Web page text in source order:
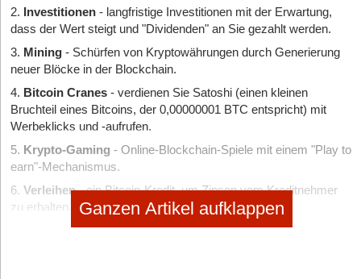
2.
Investitionen - langfristige Investitionen mit der Erwartung,
dass der Wert steigt und "Dividenden" an Sie gezahlt werden.
3. Mining - Schürfen von Kryptowährungen durch Generierung
neuer Blöcke in der Blockchain.
4. Bitcoin Cranes - verdienen Sie Satoshi (einen kleinen
Bruchteil eines Bitcoins, der 0,00000001 BTC entspricht) mit
Werbeklicks und -aufrufen.
5. Krypto-Gaming - Online-Blockchain-Spiele mit einem "Play to
earn"-Mechanismus.
6. Verleihen- ein Bitcoin-Kredit, um Zinsen vom Kreditnehmer
zu erhalten.
Freelance-Börsen- Tätigen Sie eine Fernarbeit gegen eine
Ganzen Artikel aufklappen